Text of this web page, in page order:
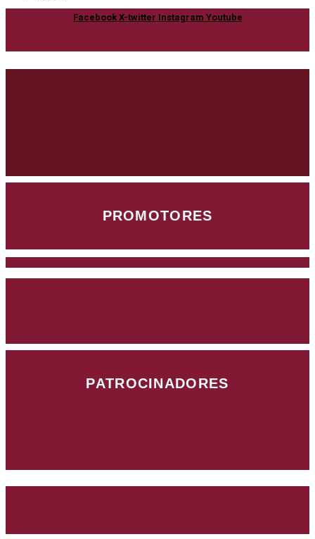
Facebook X-twitter Instagram Youtube
PROMOTORES
PATROCINADORES